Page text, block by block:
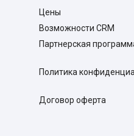
Цены
Возможности CRM
Партнерская
Политика
Договор оферта